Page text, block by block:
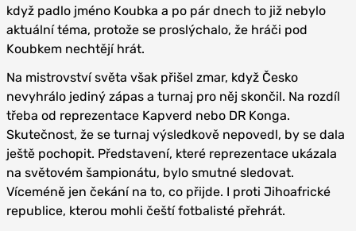
když padlo jméno Koubka a po pár dnech to již nebylo
aktuální téma, protože se proslýchalo, že hráči pod
Koubkem nechtějí hrát.
Na mistrovství světa však přišel zmar, když Česko
nevyhrálo jediný zápas a turnaj pro něj skončil. Na rozdíl
třeba od reprezentace Kapverd nebo DR Konga.
Skutečnost, že se turnaj výsledkově nepovedl, by se dala
ještě pochopit. Představení, které reprezentace ukázala
na světovém šampionátu, bylo smutné sledovat.
Víceméně jen čekání na to, co přijde. I proti Jihoafrické
republice, kterou mohli čeští fotbalisté přehrát.